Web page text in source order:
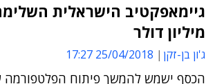
מיליון דולר
ג'ון בן-זקן 25/04/2018 17:27
הכסף ישמש להמשך פיתוח